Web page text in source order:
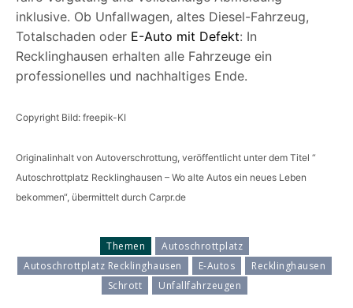
inklusive. Ob Unfallwagen, altes Diesel-Fahrzeug,
Totalschaden oder E-Auto mit Defekt: In
Recklinghausen erhalten alle Fahrzeuge ein
professionelles und nachhaltiges Ende.
Copyright Bild: freepik-KI
Originalinhalt von Autoverschrottung, veröffentlicht unter dem Titel “
Autoschrottplatz Recklinghausen – Wo alte Autos ein neues Leben
bekommen“, übermittelt durch Carpr.de
Themen
Autoschrottplatz
Autoschrottplatz Recklinghausen
E-Autos
Recklinghausen
Schrott
Unfallfahrzeugen